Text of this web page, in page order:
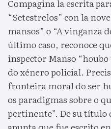
Compagina la escrita
“Setestrelos” con la
mansos” o “A vinganza
último caso, reconoce
inspector Manso
do xénero policial.
fronteira moral do ser
os paradigmas sobre o
pertinente”. De su